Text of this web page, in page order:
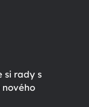
si rady s